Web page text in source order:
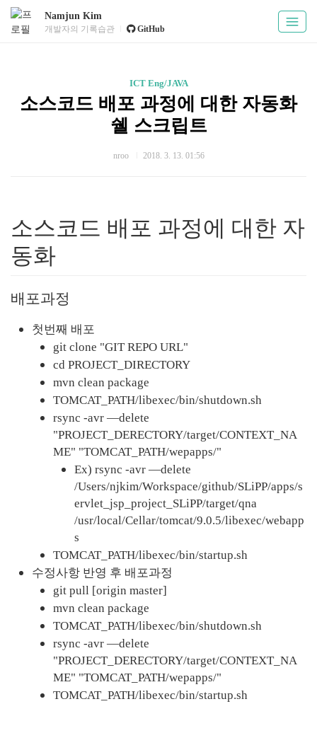
Namjun Kim
개발자의 기록습관 GitHub
ICT Eng/JAVA
소스코드 배포 과정에 대한 자동화
쉘 스크립트
nroo 2018. 3. 13. 01:56
소스코드 배포 과정에 대한 자
동화
배포과정
첫번째 배포
git clone "GIT REPO URL"
cd PROJECT_DIRECTORY
mvn clean package
TOMCAT_PATH/libexec/bin/shutdown.sh
rsync -avr —delete
"PROJECT_DERECTORY/target/CONTEXT_NA
ME" "TOMCAT_PATH/wepapps/"
Ex) rsync -avr —delete
/Users/njkim/Workspace/github/SLiPP/apps/s
ervlet_jsp_project_SLiPP/target/qna
/usr/local/Cellar/tomcat/9.0.5/libexec/webapp
s
TOMCAT_PATH/libexec/bin/startup.sh
수정사항 반영 후 배포과정
git pull [origin master]
mvn clean package
TOMCAT_PATH/libexec/bin/shutdown.sh
rsync -avr —delete
"PROJECT_DERECTORY/target/CONTEXT_NA
ME" "TOMCAT_PATH/wepapps/"
TOMCAT_PATH/libexec/bin/startup.sh